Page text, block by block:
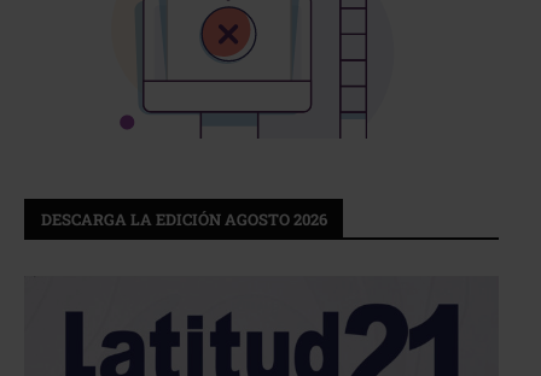
DESCARGA LA EDICIÓN AGOSTO 2026